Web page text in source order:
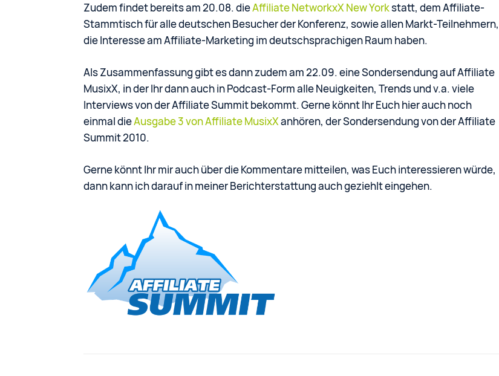
Zudem findet bereits am 20.08. dieAffiliate NetworkxX New Yorkstatt, dem Affiliate-
Stammtisch für alle deutschen Besucher der Konferenz, sowie allen Markt-Teilnehmern,
die Interesse am Affiliate-Marketing im deutschsprachigen Raum haben.
Als Zusammenfassung gibt es dann zudem am 22.09. eine Sondersendung auf Affiliate
MusixX, in der Ihr dann auch in Podcast-Form alle Neuigkeiten, Trends und v.a. viele
Interviews von der Affiliate Summit bekommt. Gerne könnt Ihr Euch hier auch noch
einmal dieAusgabe 3 von Affiliate MusixXanhören, der Sondersendung von der Affiliate
Summit 2010.
Gerne könnt Ihr mir auch über die Kommentare mitteilen, was Euch interessieren würde,
dann kann ich darauf in meiner Berichterstattung auch geziehlt eingehen.